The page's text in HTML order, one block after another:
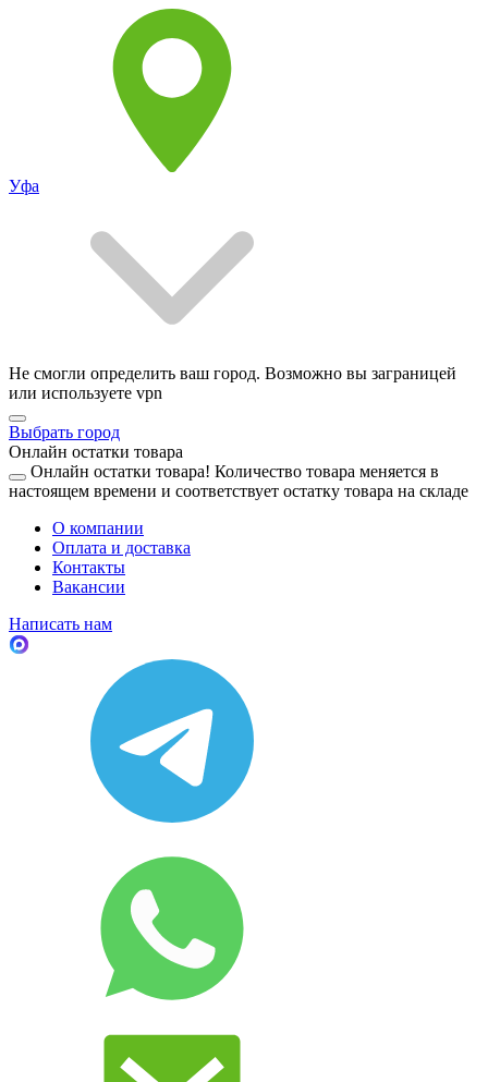
Уфа
Не смогли определить ваш город. Возможно вы заграницей
или используете vpn
Выбрать город
Онлайн остатки товара
Онлайн остатки товара! Количество товара меняется в
настоящем времени и соответствует остатку товара на складе
О компании
Оплата и доставка
Контакты
Вакансии
Написать нам